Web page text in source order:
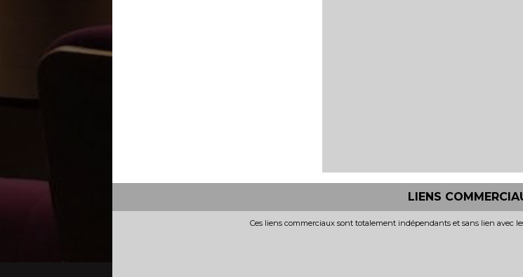
LIENS
Ces liens commerciaux sont totalement indépendants et sans lien avec